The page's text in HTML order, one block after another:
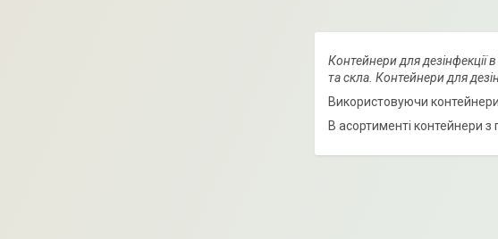
Контейнери для дезінфекції
та скла. Контейнери для
Використовуючи контейнери
В асортименті контейнери з